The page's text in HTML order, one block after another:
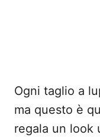
Ogni taglio a
ma questo è
regala un look